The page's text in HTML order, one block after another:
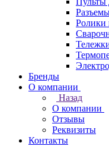
Бренды
О компании
Назад
О компании
Отзывы
Реквизиты
Контакты